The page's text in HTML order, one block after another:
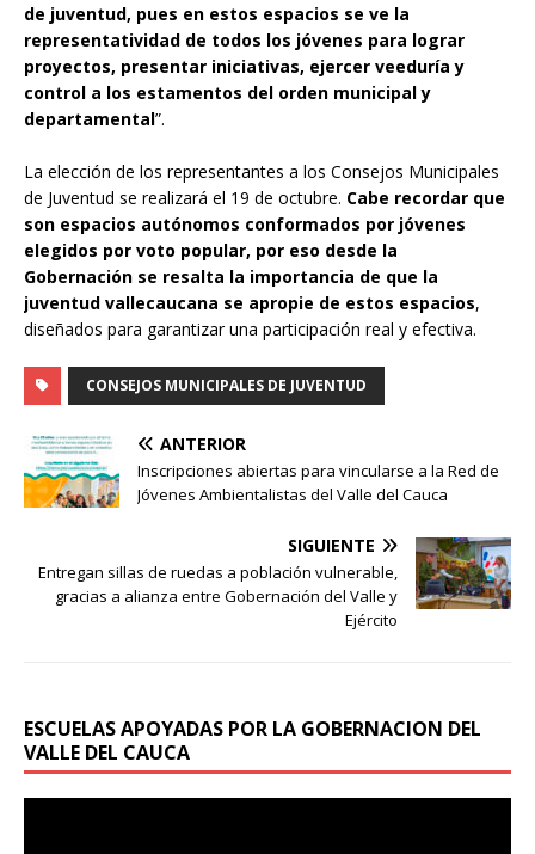
de juventud, pues en estos espacios se ve la
representatividad de todos los jóvenes para lograr
proyectos, presentar iniciativas, ejercer veeduría y
control a los estamentos del orden municipal y
departamental”.
La elección de los representantes a los Consejos Municipales
de Juventud se realizará el 19 de octubre. Cabe recordar que
son espacios autónomos conformados por jóvenes
elegidos por voto popular, por eso desde la
Gobernación se resalta la importancia de que la
juventud vallecaucana se apropie de estos espacios,
diseñados para garantizar una participación real y efectiva.
CONSEJOS MUNICIPALES DE JUVENTUD
ANTERIOR
Inscripciones abiertas para vincularse a la Red de
Jóvenes Ambientalistas del Valle del Cauca
SIGUIENTE
Entregan sillas de ruedas a población vulnerable,
gracias a alianza entre Gobernación del Valle y
Ejército
ESCUELAS APOYADAS POR LA GOBERNACION DEL
VALLE DEL CAUCA